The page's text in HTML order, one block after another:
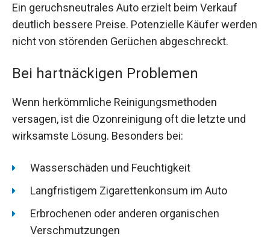
Ein geruchsneutrales Auto erzielt beim Verkauf
deutlich bessere Preise. Potenzielle Käufer werden
nicht von störenden Gerüchen abgeschreckt.
Bei hartnäckigen Problemen
Wenn herkömmliche Reinigungsmethoden
versagen, ist die Ozonreinigung oft die letzte und
wirksamste Lösung. Besonders bei:
Wasserschäden und Feuchtigkeit
Langfristigem Zigarettenkonsum im Auto
Erbrochenen oder anderen organischen
Verschmutzungen